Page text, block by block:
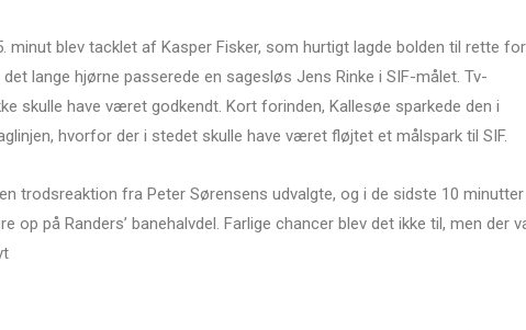
minut blev tacklet af Kasper Fisker, som hurtigt lagde bolden til rette for
lange hjørne passerede en sagesløs Jens Rinke i SIF-målet. Tv-
skulle have været godkendt. Kort forinden, Kallesøe sparkede den i
hvorfor der i stedet skulle have været fløjtet et målspark til SIF.
trodsreaktion fra Peter Sørensens udvalgte, og i de sidste 10 minutter
på Randers’ banehalvdel. Farlige chancer blev det ikke til, men der